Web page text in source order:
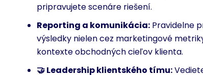
pripravujete scenáre riešení.
Reporting a komunikácia: Pravidelne
výsledky nielen cez marketingové
kontexte obchodných cieľov klienta.
🤝 Leadership klientského tímu: